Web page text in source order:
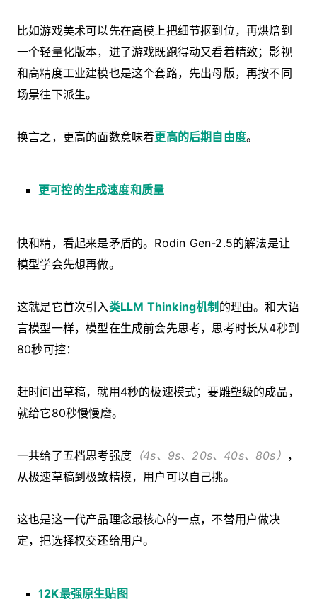
比如游戏美术可以先在高模上把细节抠到位，再烘焙到
一个轻量化版本，进了游戏既跑得动又看着精致；影视
和高精度工业建模也是这个套路，先出母版，再按不同
场景往下派生。
换言之，更高的面数意味着更高的后期自由度。
更可控的生成速度和质量
快和精，看起来是矛盾的。Rodin Gen-2.5的解法是让
模型学会先想再做。
这就是它首次引入类LLM Thinking机制 的理由。和大语
言模型一样，模型在生成前会先思考，思考时长从4秒到
80秒可控：
赶时间出草稿，就用4秒的极速模式；要雕塑级的成品，
就给它80秒慢慢磨。
一共给了五档思考强度 （4s、9s、20s、40s、80s） ，
从极速草稿到极致精模，用户可以自己挑。
这也是这一代产品理念最核心的一点，不替用户做决
定，把选择权交还给用户。
12K最强原生贴图